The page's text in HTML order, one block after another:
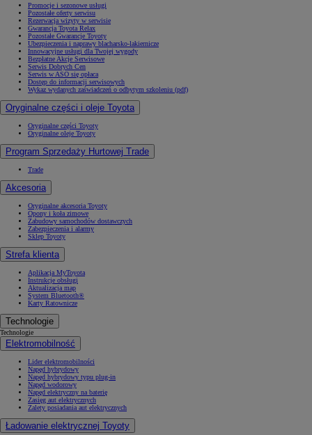
Promocje i sezonowe usługi
Pozostałe oferty serwisu
Rezerwacja wizyty w serwisie
Gwarancja Toyota Relax
Pozostałe Gwarancje Toyoty
Ubezpieczenia i naprawy blacharsko-lakiernicze
Innowacyjne usługi dla Twojej wygody
Bezpłatne Akcje Serwisowe
Serwis Dobrych Cen
Serwis w ASO się opłaca
Dostęp do informacji serwisowych
Wykaz wydanych zaświadczeń o odbytym szkoleniu (pdf)
Oryginalne części i oleje Toyota
Oryginalne części Toyoty
Oryginalne oleje Toyoty
Program Sprzedaży Hurtowej Trade
Trade
Akcesoria
Oryginalne akcesoria Toyoty
Opony i koła zimowe
Zabudowy samochodów dostawczych
Zabezpieczenia i alarmy
Sklep Toyoty
Strefa klienta
Aplikacja MyToyota
Instrukcje obsługi
Aktualizacja map
System Bluetooth®
Karty Ratownicze
Technologie
Technologie
Elektromobilność
Lider elektromobilności
Napęd hybrydowy
Napęd hybrydowy typu plug-in
Napęd wodorowy
Napęd elektryczny na baterię
Zasięg aut elektrycznych
Zalety posiadania aut elektrycznych
Ładowanie elektrycznej Toyoty